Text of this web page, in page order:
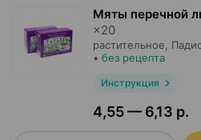
Мяты перечной
×20
растительное,
• без рецепта
Инструкция
4,55 — 6,13 р.